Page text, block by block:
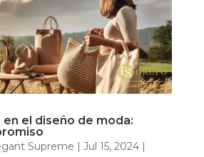
el diseño de moda:
Supreme | Jul 15, 2024|